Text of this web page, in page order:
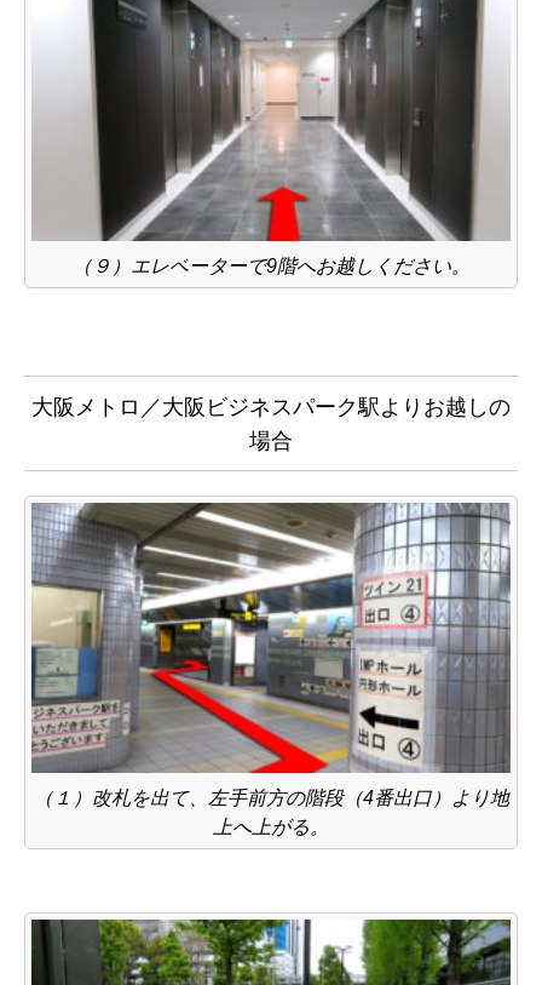
（９）エレベーターで9階へお越しください。
大阪メトロ／大阪ビジネスパーク駅よりお越しの
場合
（１）改札を出て、左手前方の階段（4番出口）より地
上へ上がる。